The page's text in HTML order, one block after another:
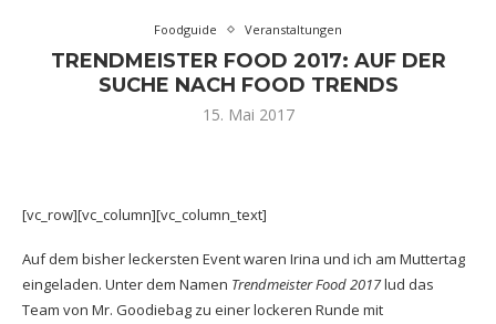
Foodguide Veranstaltungen
TRENDMEISTER FOOD 2017: AUF DER
SUCHE NACH FOOD TRENDS
15. Mai 2017
[vc_row][vc_column][vc_column_text]
Auf dem bisher leckersten Event waren Irina und ich am Muttertag
eingeladen. Unter dem Namen Trendmeister Food 2017lud das
Team von Mr. Goodiebag zu einer lockeren Runde mit